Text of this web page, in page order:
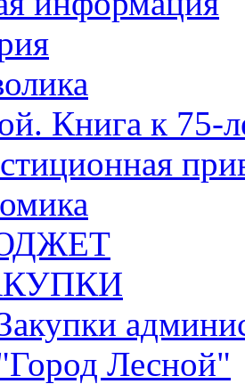
Книга к 75-
Лесной"